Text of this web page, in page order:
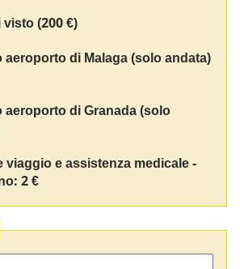
(200 €)
di Malaga (solo andata)
di Granada (solo
e assistenza medicale -
2 €